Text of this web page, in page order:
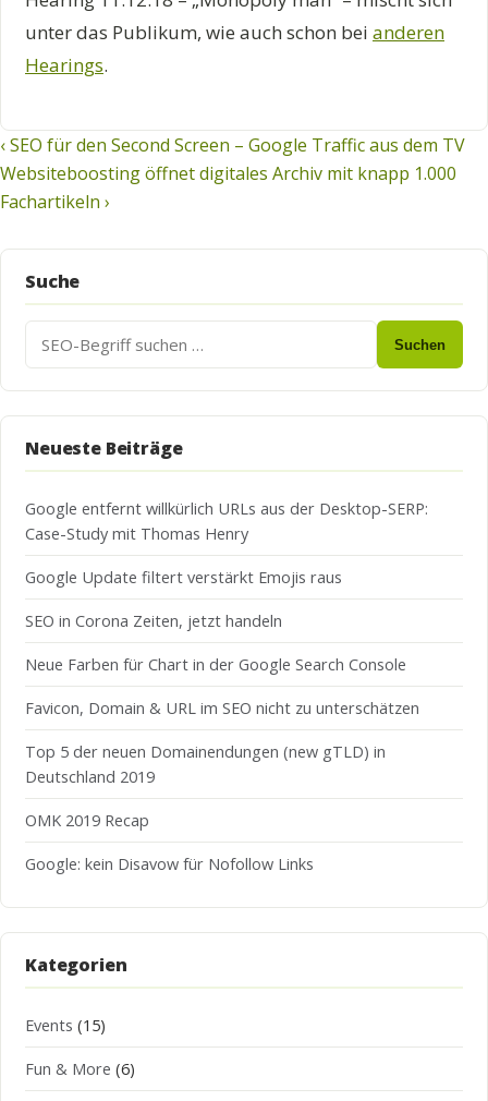
unter das Publikum, wie auch schon bei anderen
Hearings.
Beitragsnavigation
‹ SEO für den Second Screen – Google Traffic aus dem TV
Websiteboosting öffnet digitales Archiv mit knapp 1.000
Fachartikeln ›
Suche
Suchen
nach:
Suchen
Neueste Beiträge
Google entfernt willkürlich URLs aus der Desktop-SERP:
Case-Study mit Thomas Henry
Google Update filtert verstärkt Emojis raus
SEO in Corona Zeiten, jetzt handeln
Neue Farben für Chart in der Google Search Console
Favicon, Domain & URL im SEO nicht zu unterschätzen
Top 5 der neuen Domainendungen (new gTLD) in
Deutschland 2019
OMK 2019 Recap
Google: kein Disavow für Nofollow Links
Kategorien
Events (15)
Fun & More (6)